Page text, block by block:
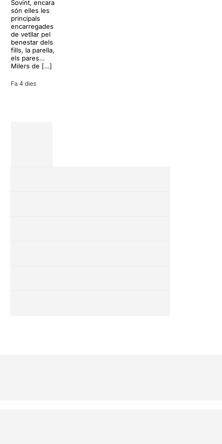
Sovint, encara
són elles les
principals
encarregades
de vetllar pel
benestar dels
fills, la parella,
els pares…
Milers de […]
Fa 4 dies